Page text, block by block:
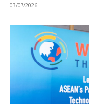
03/07/2026